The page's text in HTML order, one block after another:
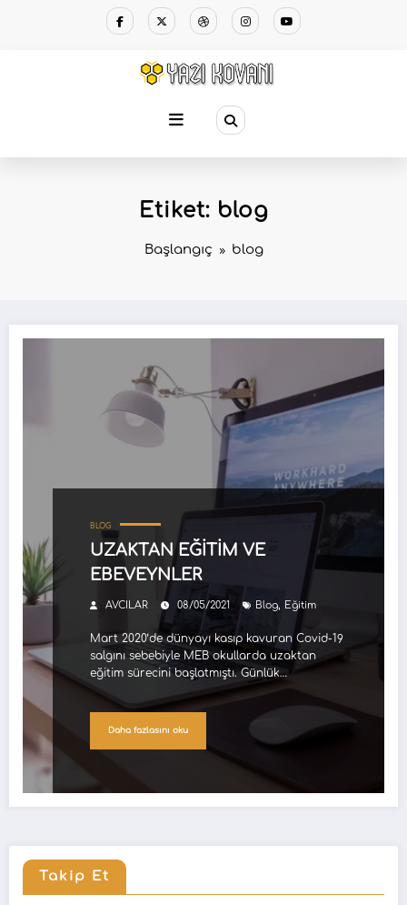
Etiket: blog
Başlangıç blog
BLOG
UZAKTAN EĞİTİM VE
EBEVEYNLER
AVCILAR 08/05/2021 Blog, Eğitim
Mart 2020’de dünyayı kasıp kavuran Covid-19
salgını sebebiyle MEB okullarda uzaktan
eğitim sürecini başlatmıştı. Günlük…
Daha fazlasını oku
Takip Et